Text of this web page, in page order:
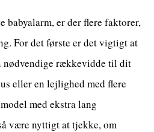
babyalarm, er der flere faktorer,
For det første er det vigtigt at
nødvendige rækkevidde til dit
eller en lejlighed med flere
med ekstra lang
være nyttigt at tjekke, om